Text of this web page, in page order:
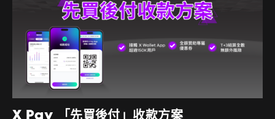
X Pay 「先買後付」收款方案